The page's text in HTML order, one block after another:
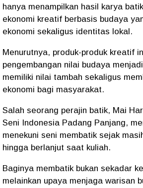
hanya menampilkan hasil karya
ekonomi kreatif berbasis budaya
ekonomi sekaligus identitas lokal.
‎Menurutnya, produk-produk kreatif
pengembangan nilai budaya
memiliki nilai tambah sekaligus
ekonomi bagi masyarakat.
‎Salah seorang perajin batik, Mai
Seni Indonesia Padang Panjang,
menekuni seni membatik sejak
hingga berlanjut saat kuliah.
‎‎Baginya membatik bukan sekadar
melainkan upaya menjaga warisan